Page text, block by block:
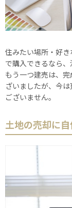
住みたい場所・好
で購入できるなら、
もう一つ建売は、
ざいましたが、今
ございません。
土地の売却に